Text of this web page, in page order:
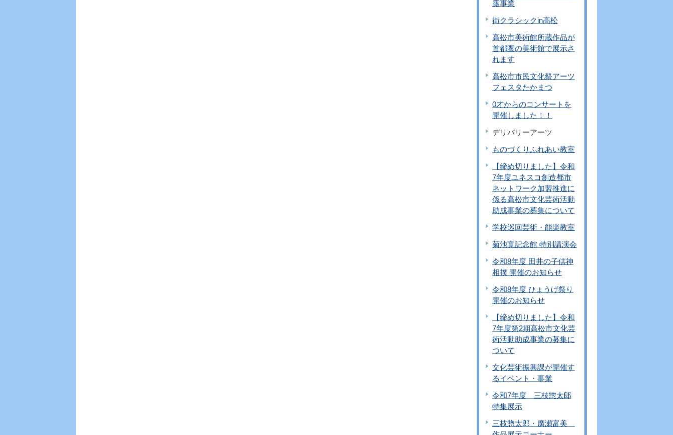
露事業
街クラシックin高松
高松市美術館所蔵作品が
首都圏の美術館で展示さ
れます
高松市市民文化祭アーツ
フェスタたかまつ
0才からのコンサートを
開催しました！！
デリバリーアーツ
ものづくりふれあい教室
【締め切りました】令和
7年度ユネスコ創造都市
ネットワーク加盟推進に
係る高松市文化芸術活動
助成事業の募集について
学校巡回芸術・能楽教室
菊池寛記念館 特別講演会
令和8年度 田井の子供神
相撲 開催のお知らせ
令和8年度 ひょうげ祭り
開催のお知らせ
【締め切りました】令和
7年度第2期高松市文化芸
術活動助成事業の募集に
ついて
文化芸術振興課が開催す
るイベント・事業
令和7年度 三枝惣太郎
特集展示
三枝惣太郎・廣瀬富美